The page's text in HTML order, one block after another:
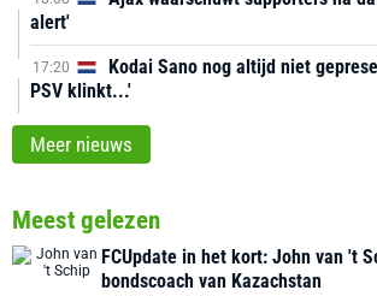
alert'
17:20
Kodai Sano nog altijd niet
PSV klinkt...'
Meer nieuws
Meest gelezen
FCUpdate in het kort: John van 't
bondscoach van Kazachstan